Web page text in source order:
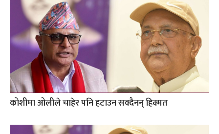
कोशीमा ओलीले चाहेर पनि हटाउन सक्दैनन् हिक्मत